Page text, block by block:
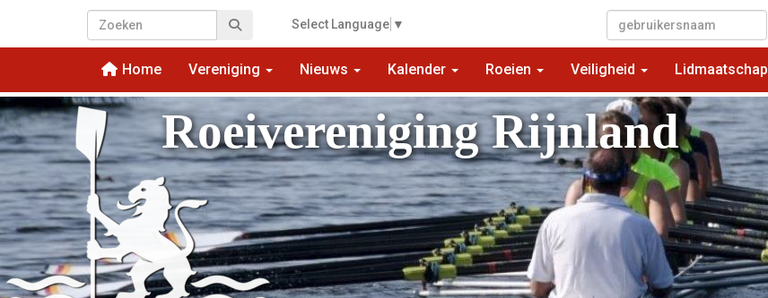
Select Language ▼
Home Vereniging Nieuws Kalender Roeien Veiligheid Lidmaatschap
Roeivereniging Rijnland